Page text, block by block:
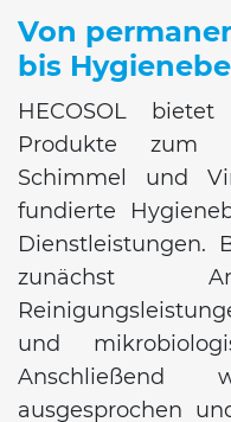
Von
bis
HECOSOL
Produkte zum
Schimmel und
fundierte
Dienstleistungen.
zunächst
und
Anschließend
ausgesprochen